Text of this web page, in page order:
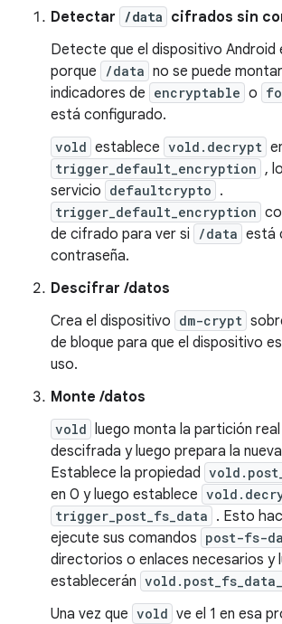
Detectar /data cifrados sin
Detecte que el dispositivo
porque
/data no se puede
indicadores de encryptable o
está configurado.
vold establece vold.decrypt
trigger_default_encryption ,
servicio defaultcrypto .
trigger_default_encryption
de cifrado para ver si
/data está
contraseña.
Descifrar /datos
Crea el dispositivo dm-crypt
de bloque para que el dispositivo
uso.
Monte /datos
vold luego monta la partición real
descifrada y luego prepara la
Establece la propiedad
en 0 y luego establece
trigger_post_fs_data . Esto
ejecute sus comandos post-fs-
directorios o enlaces necesarios y
establecerán
Una vez que vold ve el 1 en esa